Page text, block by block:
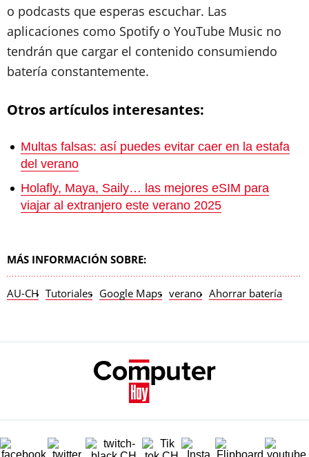
o podcasts que esperas escuchar. Las
aplicaciones como Spotify o YouTube Music no
tendrán que cargar el contenido consumiendo
batería constantemente.
Otros artículos interesantes:
Multas falsas: así puedes evitar caer en la estafa
del verano
Holafly, Maya, Saily… las mejores eSIM para
viajar al extranjero este verano 2025
MÁS INFORMACIÓN SOBRE:
AU-CH Tutoriales Google Maps verano Ahorrar batería